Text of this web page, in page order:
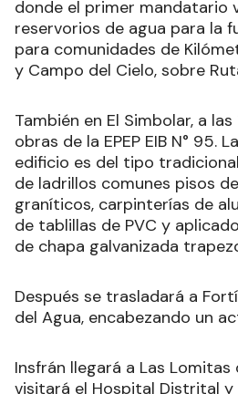
donde el primer mandatario
reservorios de agua para la
para comunidades de
y Campo del Cielo, sobre
También en El Simbolar, a las
obras de la EPEP EIB N° 95.
edificio es del tipo
de ladrillos comunes pisos
graníticos, carpinterías de
de tablillas de PVC y
de chapa galvanizada
Después se trasladará a
del Agua, encabezando un
Insfrán llegará a Las Lomitas
visitará el Hospital Distrital